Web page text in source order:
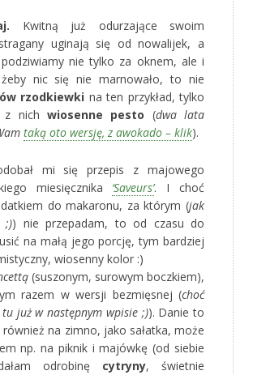
Kwitną już odurzające swoim
uginają się od nowalijek, a
nie tylko za oknem, ale i
nic się nie marnowało, to nie
rzodkiewki na ten przykład, tylko
z nich wiosenne pesto (dwa lata
taką oto wersję, z awokado – klik).
mi się przepis z majowego
miesięcznika ‘Saveurs’. I choć
do makaronu, za którym (jak
;)) nie przepadam, to od czasu do
na małą jego porcję, tym bardziej
wiosenny kolor :)
(suszonym, surowym boczkiem),
razem w wersji bezmięsnej (choć
już w następnym wpisie ;)). Danie to
na zimno, jako sałatka, może
np. na piknik i majówkę (od siebie
odrobinę cytryny, świetnie